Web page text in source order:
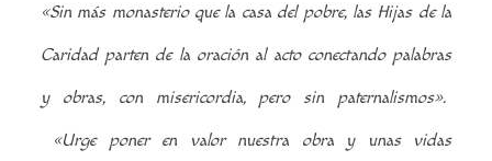
«Sin más monasterio que la casa del pobre, las Hijas de la
Caridad parten de la oración al acto conectando palabras
y obras, con misericordia, pero sin paternalismos».
«Urge poner en valor nuestra obra y unas vidas